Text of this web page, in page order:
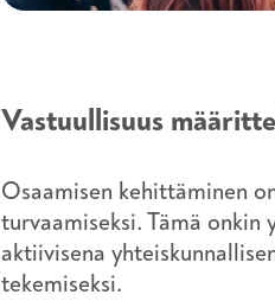
Vastuullisuus
Osaamisen kehittäminen
turvaamiseksi. Tämä
aktiivisena
tekemiseksi.